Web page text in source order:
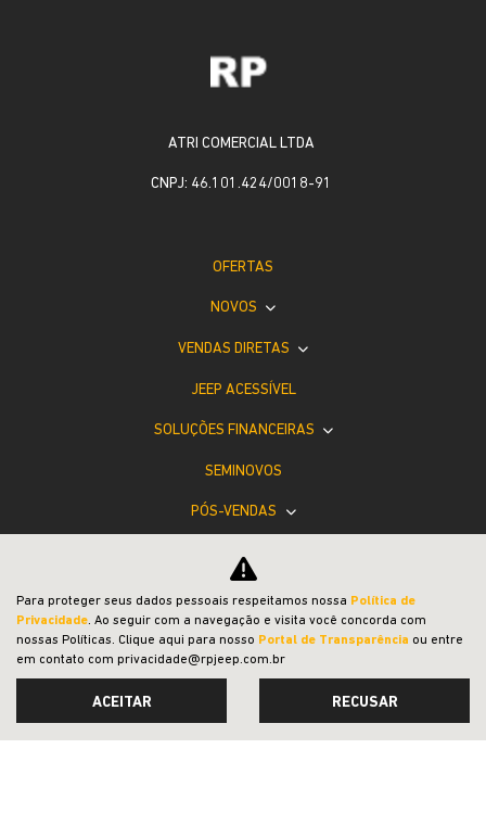
ATRI COMERCIAL LTDA
CNPJ: 46.101.424/0018-91
OFERTAS
NOVOS
VENDAS DIRETAS
JEEP ACESSÍVEL
SOLUÇÕES FINANCEIRAS
SEMINOVOS
PÓS-VENDAS
INSTITUCIONAL
POLÍTICA DE PRIVACIDADE
COMPARATIVO
Para proteger seus dados pessoais respeitamos nossa Política de
Privacidade. Ao seguir com a navegação e visita você concorda com
nossas Políticas. Clique aqui para nosso Portal de Transparência ou entre
em contato com privacidade@rpjeep.com.br
ACEITAR RECUSAR